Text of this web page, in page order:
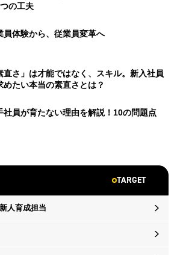
の工夫
員体験から、従業員変革へ
直さ」は才能ではなく、スキル。新入社員
めたい本当の素直さとは？
社員が育たない理由を解説！10の問題点
TARGET
人育成担当